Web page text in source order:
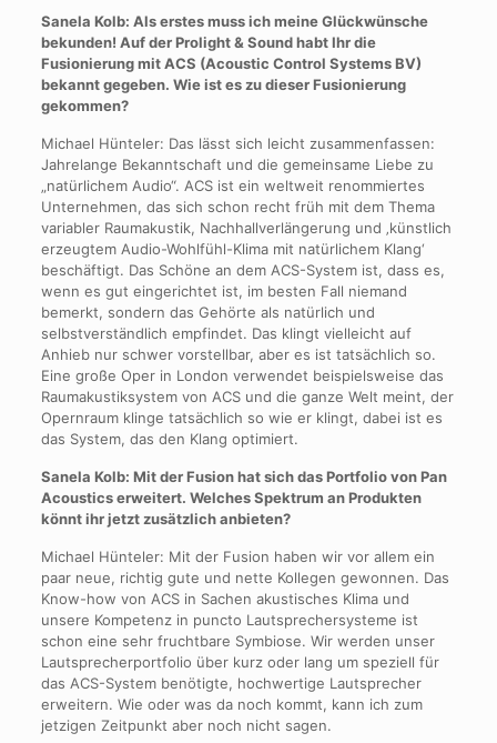
Sanela Kolb: Als erstes muss ich meine Glückwünsche
bekunden! Auf der Prolight & Sound habt Ihr die
Fusionierung mit ACS (Acoustic Control Systems BV)
bekannt gegeben. Wie ist es zu dieser Fusionierung
gekommen?
Michael Hünteler: Das lässt sich leicht zusammenfassen:
Jahrelange Bekanntschaft und die gemeinsame Liebe zu
„natürlichem Audio“. ACS ist ein weltweit renommiertes
Unternehmen, das sich schon recht früh mit dem Thema
variabler Raumakustik, Nachhallverlängerung und ‚künstlich
erzeugtem Audio-Wohlfühl-Klima mit natürlichem Klang‘
beschäftigt. Das Schöne an dem ACS-System ist, dass es,
wenn es gut eingerichtet ist, im besten Fall niemand
bemerkt, sondern das Gehörte als natürlich und
selbstverständlich empfindet. Das klingt vielleicht auf
Anhieb nur schwer vorstellbar, aber es ist tatsächlich so.
Eine große Oper in London verwendet beispielsweise das
Raumakustiksystem von ACS und die ganze Welt meint, der
Opernraum klinge tatsächlich so wie er klingt, dabei ist es
das System, das den Klang optimiert.
Sanela Kolb: Mit der Fusion hat sich das Portfolio von Pan
Acoustics erweitert. Welches Spektrum an Produkten
könnt ihr jetzt zusätzlich anbieten?
Michael Hünteler: Mit der Fusion haben wir vor allem ein
paar neue, richtig gute und nette Kollegen gewonnen. Das
Know-how von ACS in Sachen akustisches Klima und
unsere Kompetenz in puncto Lautsprechersysteme ist
schon eine sehr fruchtbare Symbiose. Wir werden unser
Lautsprecherportfolio über kurz oder lang um speziell für
das ACS-System benötigte, hochwertige Lautsprecher
erweitern. Wie oder was da noch kommt, kann ich zum
jetzigen Zeitpunkt aber noch nicht sagen.